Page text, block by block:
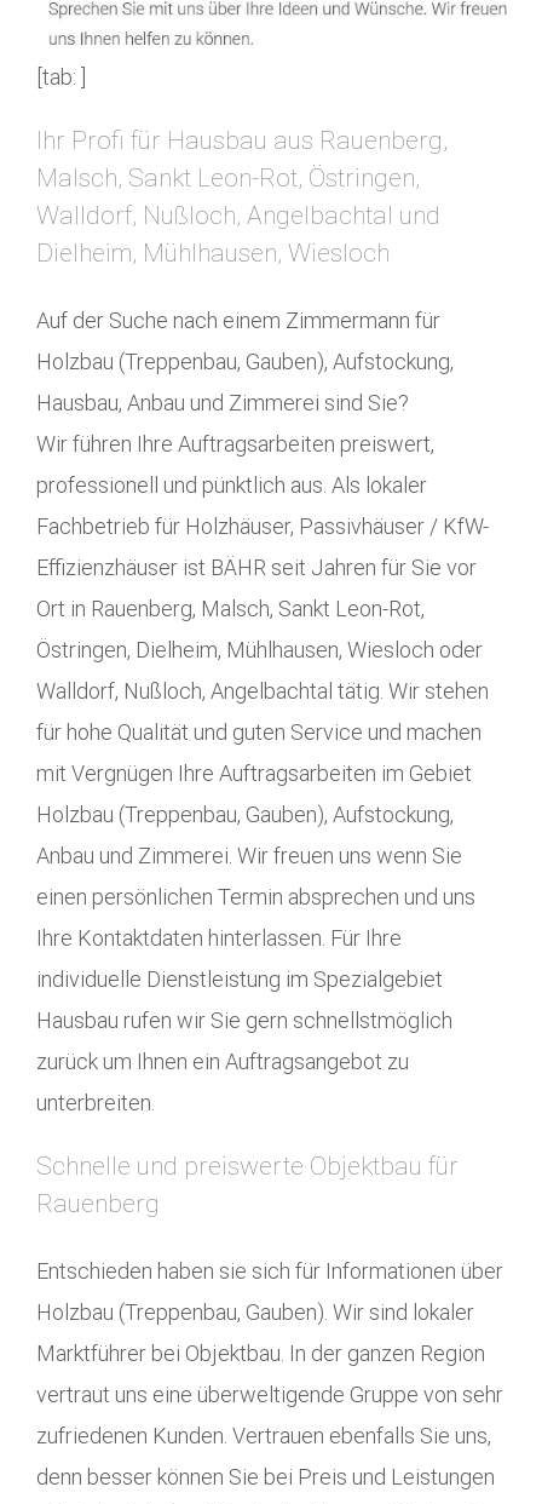
[tab: ]
Ihr Profi für Hausbau aus Rauenberg,
Malsch, Sankt Leon-Rot, Östringen,
Walldorf, Nußloch, Angelbachtal und
Dielheim, Mühlhausen, Wiesloch
Auf der Suche nach einem Zimmermann für
Holzbau (Treppenbau, Gauben), Aufstockung,
Hausbau, Anbau und Zimmerei sind Sie?
Wir führen Ihre Auftragsarbeiten preiswert,
professionell und pünktlich aus. Als lokaler
Fachbetrieb für Holzhäuser, Passivhäuser / KfW-
Effizienzhäuser ist BÄHR seit Jahren für Sie vor
Ort in Rauenberg, Malsch, Sankt Leon-Rot,
Östringen, Dielheim, Mühlhausen, Wiesloch oder
Walldorf, Nußloch, Angelbachtal tätig. Wir stehen
für hohe Qualität und guten Service und machen
mit Vergnügen Ihre Auftragsarbeiten im Gebiet
Holzbau (Treppenbau, Gauben), Aufstockung,
Anbau und Zimmerei. Wir freuen uns wenn Sie
einen persönlichen Termin absprechen und uns
Ihre Kontaktdaten hinterlassen. Für Ihre
individuelle Dienstleistung im Spezialgebiet
Hausbau rufen wir Sie gern schnellstmöglich
zurück um Ihnen ein Auftragsangebot zu
unterbreiten.
Schnelle und preiswerte Objektbau für
Rauenberg
Entschieden haben sie sich für Informationen über
Holzbau (Treppenbau, Gauben). Wir sind lokaler
Marktführer bei Objektbau. In der ganzen Region
vertraut uns eine überweltigende Gruppe von sehr
zufriedenen Kunden. Vertrauen ebenfalls Sie uns,
denn besser können Sie bei Preis und Leistungen